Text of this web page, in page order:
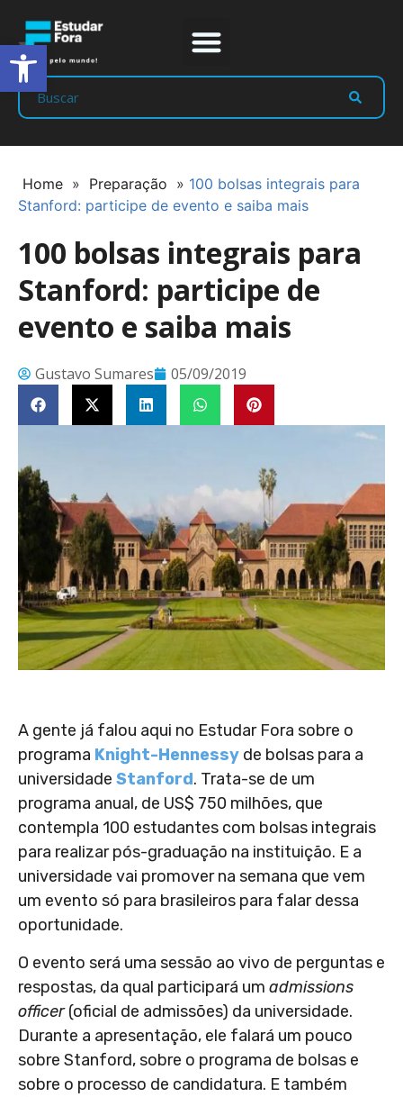
Home » Preparação » 100 bolsas integrais para
Stanford: participe de evento e saiba mais
100 bolsas integrais para
Stanford: participe de
evento e saiba mais
Gustavo Sumares 05/09/2019
A gente já falou aqui no Estudar Fora sobre o
programa Knight-Hennessy de bolsas para a
universidade Stanford. Trata-se de um
programa anual, de US$ 750 milhões, que
contempla 100 estudantes com bolsas integrais
para realizar pós-graduação na instituição. E a
universidade vai promover na semana que vem
um evento só para brasileiros para falar dessa
oportunidade.
O evento será uma sessão ao vivo de perguntas e
respostas, da qual participará um admissions
officer(oficial de admissões) da universidade.
Durante a apresentação, ele falará um pouco
sobre Stanford, sobre o programa de bolsas e
sobre o processo de candidatura. E também
Abrir a barra de ferramentas